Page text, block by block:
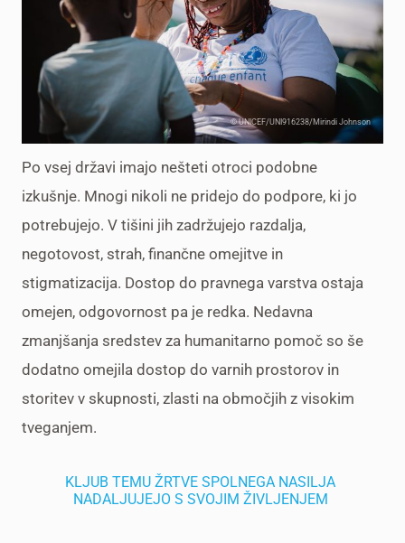
© UNICEF/UNI916238/Mirindi Johnson
Po vsej državi imajo nešteti otroci podobne
izkušnje. Mnogi nikoli ne pridejo do podpore, ki jo
potrebujejo. V tišini jih zadržujejo razdalja,
negotovost, strah, finančne omejitve in
stigmatizacija. Dostop do pravnega varstva ostaja
omejen, odgovornost pa je redka. Nedavna
zmanjšanja sredstev za humanitarno pomoč so še
dodatno omejila dostop do varnih prostorov in
storitev v skupnosti, zlasti na območjih z visokim
tveganjem.
KLJUB TEMU ŽRTVE SPOLNEGA NASILJA
NADALJUJEJO S SVOJIM ŽIVLJENJEM